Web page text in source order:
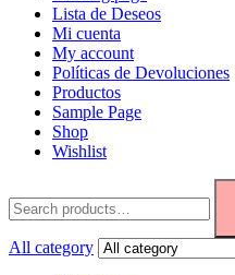
Lista de Deseos
Mi cuenta
My account
Políticas de Devoluciones
Productos
Sample Page
Shop
Wishlist
All category